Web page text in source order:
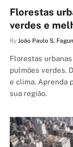
Florestas
verdes e
By João Paulo S.
Florestas
pulmões verdes.
e clima. Aprenda
sua região.